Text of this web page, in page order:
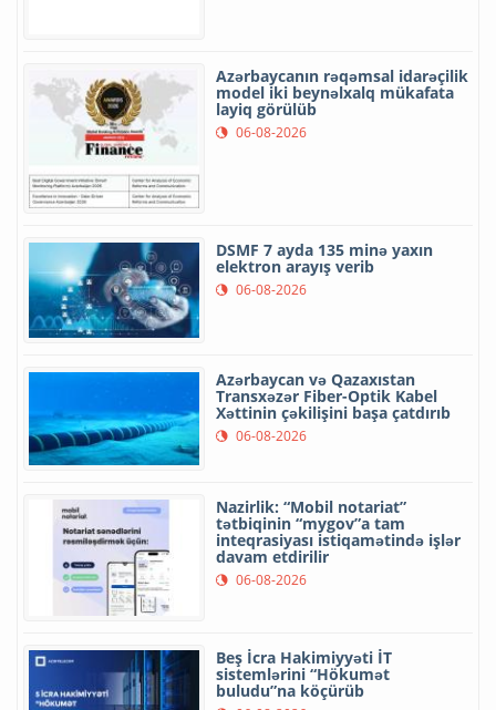
Azərbaycanın rəqəmsal idarəçilik
model iki beynəlxalq mükafata
layiq görülüb
06-08-2026
DSMF 7 ayda 135 minə yaxın
elektron arayış verib
06-08-2026
Azərbaycan və Qazaxıstan
Transxəzər Fiber-Optik Kabel
Xəttinin çəkilişini başa çatdırıb
06-08-2026
Nazirlik: “Mobil notariat”
tətbiqinin “mygov”a tam
inteqrasiyası istiqamətində işlər
davam etdirilir
06-08-2026
Beş İcra Hakimiyyəti İT
sistemlərini “Hökumət
buludu”na köçürüb